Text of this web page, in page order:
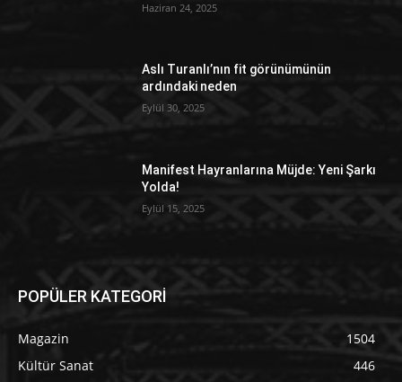
Haziran 24, 2025
Aslı Turanlı’nın fit görünümünün
ardındaki neden
Eylül 30, 2025
Manifest Hayranlarına Müjde: Yeni Şarkı
Yolda!
Eylül 15, 2025
POPÜLER KATEGORİ
Magazin
1504
Kültür Sanat
446